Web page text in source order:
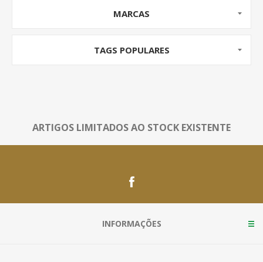
MARCAS
TAGS POPULARES
ARTIGOS LIMITADOS AO STOCK EXISTENTE
INFORMAÇÕES